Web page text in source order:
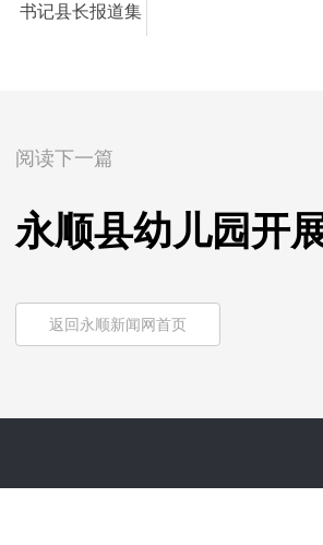
书记县长报道集
阅读下一篇
永顺县幼儿园开
返回永顺新闻网首页